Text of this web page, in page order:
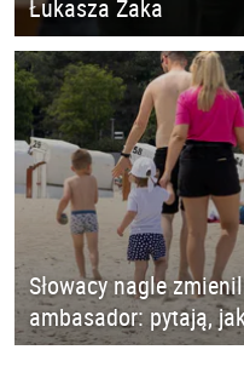
Łukasza Żaka
Słowacy nagle
ambasador: pytają,